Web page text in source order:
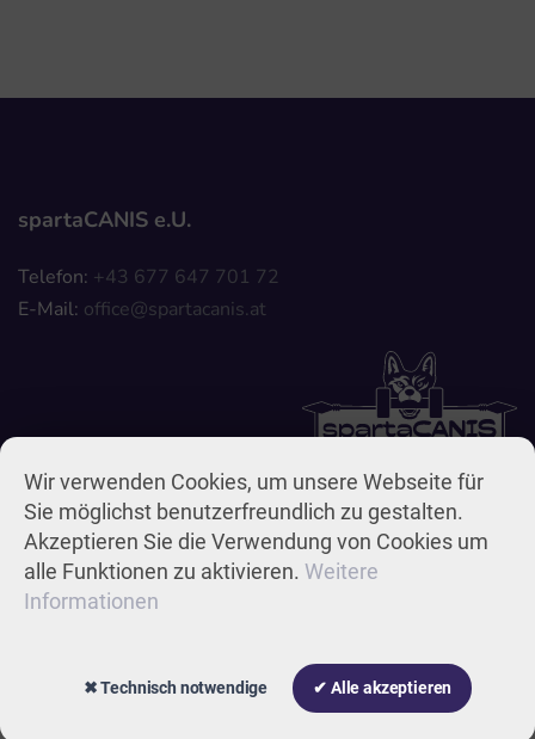
spartaCANIS e.U.
Telefon: +43 677 647 701 72
E-Mail:
Impressum & Datenschutz
Wir verwenden Cookies, um unsere Webseite für
Sie möglichst benutzerfreundlich zu gestalten.
Akzeptieren Sie die Verwendung von Cookies um
alle Funktionen zu aktivieren. Weitere
Informationen
✖ Technisch notwendige ✔ Alle akzeptieren